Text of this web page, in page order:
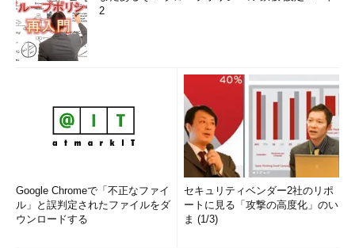
2
Google Chromeで「不正なファイ
ル」と誤判定されたファイルをダ
ウンロードする
セキュリティベンダー2社のリポ
ートに見る「攻撃の高度化」のい
ま (1/3)